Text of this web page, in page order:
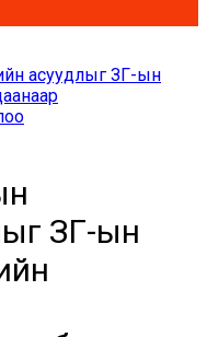
асуудлыг ЗГ-ын
ЗГ-ын